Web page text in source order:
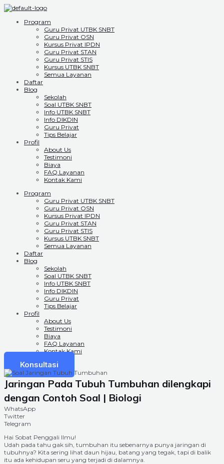
Program
Guru Privat UTBK SNBT
Guru Privat OSN
Kursus Privat IPDN
Guru Privat STAN
Guru Privat STIS
Kursus UTBK SNBT
Semua Layanan
Daftar
Blog
Sekolah
Soal UTBK SNBT
Info UTBK SNBT
Info DIKDIN
Guru Privat
Tips Belajar
Profil
About Us
Testimoni
Biaya
FAQ Layanan
Kontak Kami
Program
Guru Privat UTBK SNBT
Guru Privat OSN
Kursus Privat IPDN
Guru Privat STAN
Guru Privat STIS
Kursus UTBK SNBT
Semua Layanan
Daftar
Blog
Sekolah
Soal UTBK SNBT
Info UTBK SNBT
Info DIKDIN
Guru Privat
Tips Belajar
Profil
About Us
Testimoni
Biaya
FAQ Layanan
Kontak Kami
Konsultasi
Jaringan Pada Tubuh Tumbuhan dilengkapi
dengan Contoh Soal | Biologi
WhatsApp
Twitter
Telegram
Hai Sobat Penggali Ilmu!
Udah pada tahu gak sih, tumbuhan itu sebenarnya punya jaringan di
tubuhnya? Kita sering lihat daun hijau, batang yang tegak, tapi di balik
itu ada kehidupan seru yang terjadi di dalamnya.